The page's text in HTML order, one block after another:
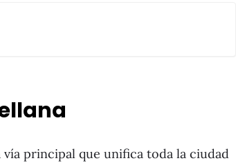
principal que unifica toda la ciudad